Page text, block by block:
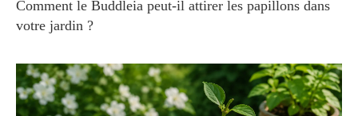
Comment le Buddleia peut-il attirer les papillons dans
votre jardin ?